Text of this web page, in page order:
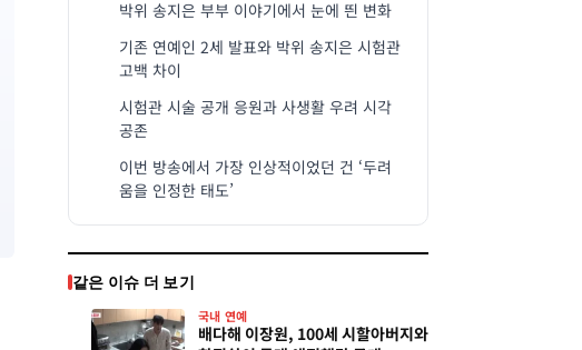
박위 송지은 부부 이야기에서 눈에 띈 변화
기존 연예인 2세 발표와 박위 송지은 시험관
고백 차이
시험관 시술 공개 응원과 사생활 우려 시각
공존
이번 방송에서 가장 인상적이었던 건 ‘두려
움을 인정한 태도’
같은 이슈 더 보기
국내 연예
배다해 이장원, 100세 시할아버지와